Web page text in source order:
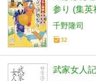
参り (集英
千野隆司
32
武家女人記